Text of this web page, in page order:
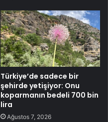
Türkiye’de sadece bir
şehirde yetişiyor: Onu
koparmanın bedeli 700 bin
lira
Ağustos 7, 2026